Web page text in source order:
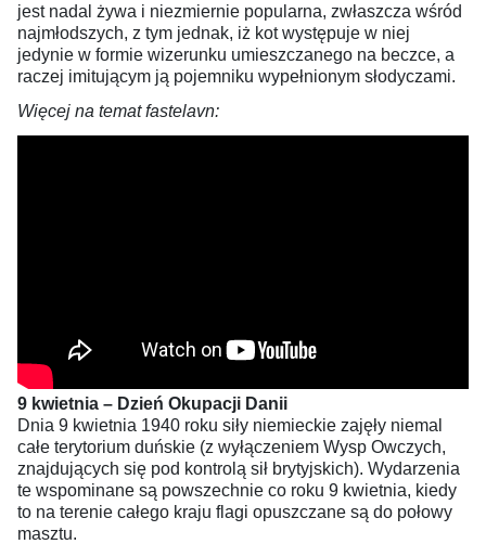
jest nadal żywa i niezmiernie popularna, zwłaszcza wśród
najmłodszych, z tym jednak, iż kot występuje w niej
jedynie w formie wizerunku umieszczanego na beczce, a
raczej imitującym ją pojemniku wypełnionym słodyczami.
Więcej na temat fastelavn:
9 kwietnia – Dzień Okupacji Danii
Dnia 9 kwietnia 1940 roku siły niemieckie zajęły niemal
całe terytorium duńskie (z wyłączeniem Wysp Owczych,
znajdujących się pod kontrolą sił brytyjskich). Wydarzenia
te wspominane są powszechnie co roku 9 kwietnia, kiedy
to na terenie całego kraju flagi opuszczane są do połowy
masztu.